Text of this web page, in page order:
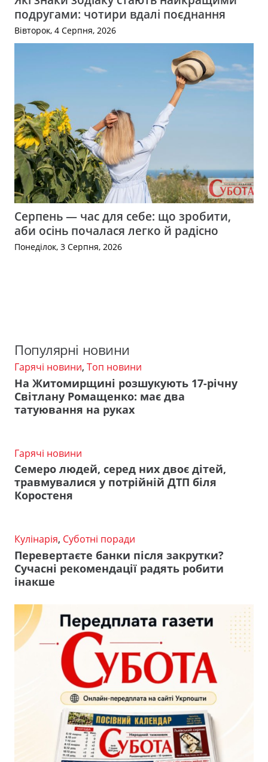
подругами: чотири вдалі поєднання
Вівторок, 4 Серпня, 2026
Серпень — час для себе: що зробити,
аби осінь почалася легко й радісно
Понеділок, 3 Серпня, 2026
Популярні новини
Гарячі новини, Топ новини
На Житомирщині розшукують 17-річну
Світлану Ромащенко: має два
татуювання на руках
Гарячі новини
Семеро людей, серед них двоє дітей,
травмувалися у потрійній ДТП біля
Коростеня
Кулінарія, Суботні поради
Перевертаєте банки після закрутки?
Сучасні рекомендації радять робити
інакше